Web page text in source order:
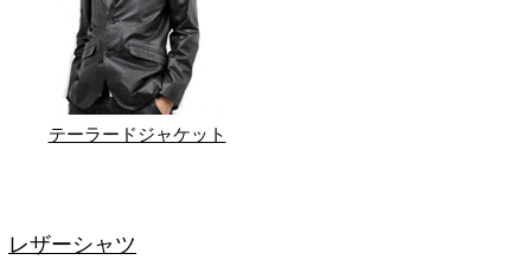
テーラードジャケット
レザーシャツ